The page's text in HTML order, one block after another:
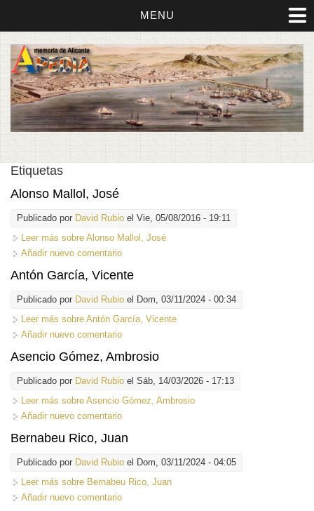
MENU
Etiquetas
Alonso Mallol, José
Publicado por David Rubio el Vie, 05/08/2016 - 19:11
Leer más sobre Alonso Mallol, José
Añadir nuevo comentario
Antón García, Vicente
Publicado por David Rubio el Dom, 03/11/2024 - 00:34
Leer más sobre Antón García, Vicente
Añadir nuevo comentario
Asencio Gómez, Ambrosio
Publicado por David Rubio el Sáb, 14/03/2026 - 17:13
Leer más sobre Asencio Gómez, Ambrosio
Añadir nuevo comentario
Bernabeu Rico, Juan
Publicado por David Rubio el Dom, 03/11/2024 - 04:05
Leer más sobre Bernabeu Rico, Juan
Añadir nuevo comentario